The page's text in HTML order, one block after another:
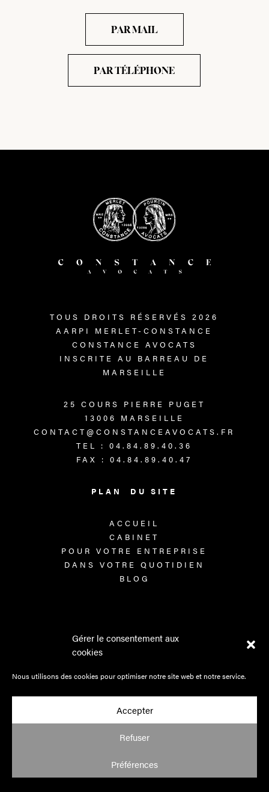
Gérer le consentement aux
cookies
Nous utilisons des cookies pour optimiser notre site web et notre service.
Accepter
Refuser
Préférences
PAR MAIL
PAR TÉLÉPHONE
TOUS DROITS RÉSERVÉS 2026
AARPI MERLET-CONSTANCE
CONSTANCE AVOCATS
INSCRITE AU BARREAU DE
MARSEILLE
25 COURS PIERRE PUGET
13006 MARSEILLE
CONTACT@CONSTANCEAVOCATS.FR
TEL : 04.84.89.40.36
FAX : 04.84.89.40.47
PLAN DU SITE
ACCUEIL
CABINET
POUR VOTRE ENTREPRISE
DANS VOTRE QUOTIDIEN
BLOG
POLITIQUE DE CONFIDENTIALITÉ
FACEBOOK
LINKEDIN
INSTAGRAM